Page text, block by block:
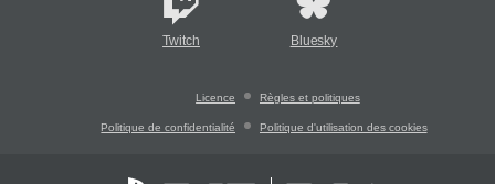
Twitch Bluesky
Licence Règles et politiques
Politique de confidentialité Politique d'utilisation des cookies